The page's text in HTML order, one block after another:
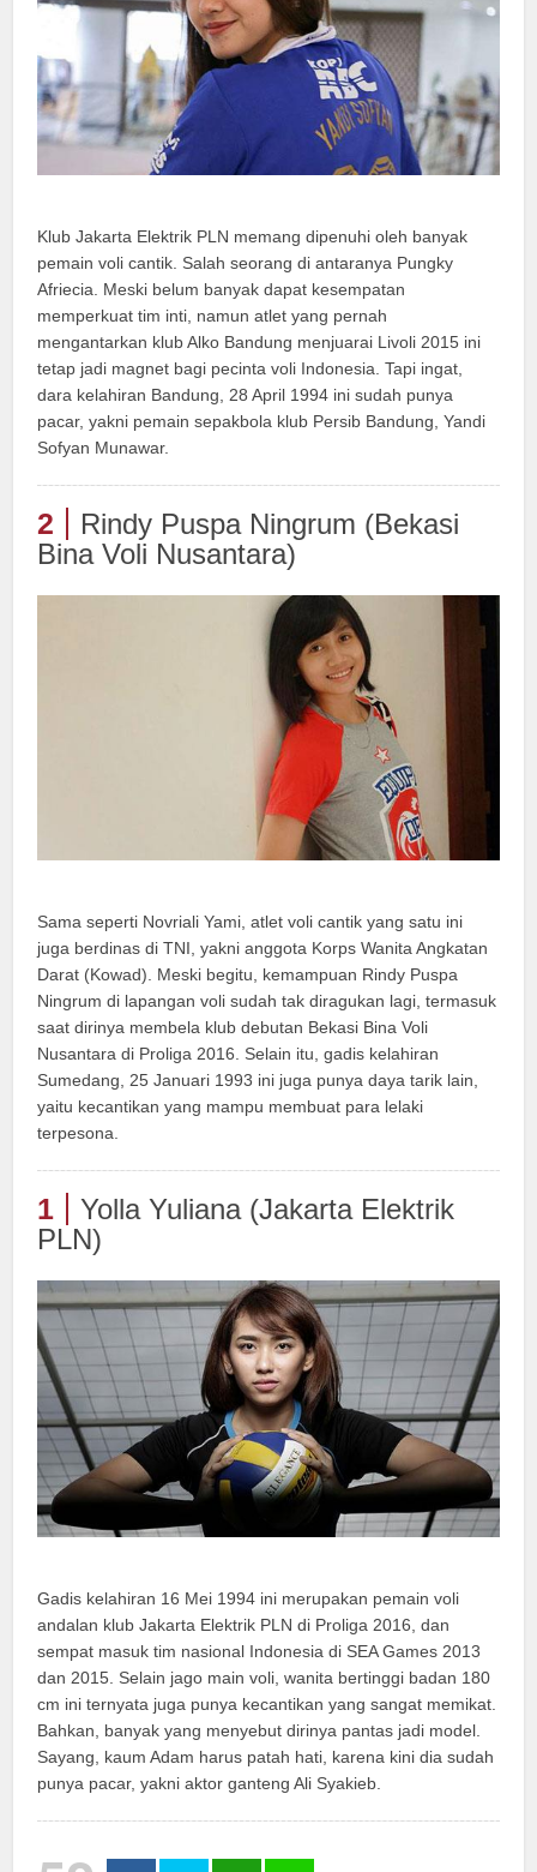
Klub Jakarta Elektrik PLN memang dipenuhi oleh banyak
pemain voli cantik. Salah seorang di antaranya Pungky
Afriecia. Meski belum banyak dapat kesempatan
memperkuat tim inti, namun atlet yang pernah
mengantarkan klub Alko Bandung menjuarai Livoli 2015 ini
tetap jadi magnet bagi pecinta voli Indonesia. Tapi ingat,
dara kelahiran Bandung, 28 April 1994 ini sudah punya
pacar, yakni pemain sepakbola klub Persib Bandung, Yandi
Sofyan Munawar.
2
Rindy Puspa Ningrum (Bekasi
Bina Voli Nusantara)
Sama seperti Novriali Yami, atlet voli cantik yang satu ini
juga berdinas di TNI, yakni anggota Korps Wanita Angkatan
Darat (Kowad). Meski begitu, kemampuan Rindy Puspa
Ningrum di lapangan voli sudah tak diragukan lagi, termasuk
saat dirinya membela klub debutan Bekasi Bina Voli
Nusantara di Proliga 2016. Selain itu, gadis kelahiran
Sumedang, 25 Januari 1993 ini juga punya daya tarik lain,
yaitu kecantikan yang mampu membuat para lelaki
terpesona.
1
Yolla Yuliana (Jakarta Elektrik
PLN)
Gadis kelahiran 16 Mei 1994 ini merupakan pemain voli
andalan klub Jakarta Elektrik PLN di Proliga 2016, dan
sempat masuk tim nasional Indonesia di SEA Games 2013
dan 2015. Selain jago main voli, wanita bertinggi badan 180
cm ini ternyata juga punya kecantikan yang sangat memikat.
Bahkan, banyak yang menyebut dirinya pantas jadi model.
Sayang, kaum Adam harus patah hati, karena kini dia sudah
punya pacar, yakni aktor ganteng Ali Syakieb.